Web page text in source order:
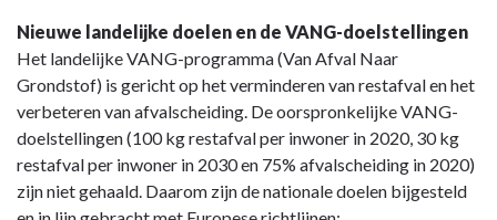
Nieuwe landelijke doelen en de VANG-doelstellingen
Het landelijke VANG-programma (Van Afval Naar
Grondstof) is gericht op het verminderen van restafval en het
verbeteren van afvalscheiding. De oorspronkelijke VANG-
doelstellingen (100 kg restafval per inwoner in 2020, 30 kg
restafval per inwoner in 2030 en 75% afvalscheiding in 2020)
zijn niet gehaald. Daarom zijn de nationale doelen bijgesteld